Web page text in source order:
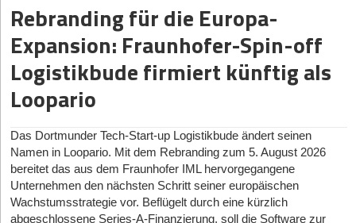
Mit trawas Werkzeugen steht die professionelle
Energiebeschaffung allen mittelständischen Unternehmen
unabhängig von ihrem Wissen über die Ernergiemärkte offen.
Mithilfe künstlicher Intelligenz werden individuelle
Energieportfolios erstellt. Die einzelnen Energiemarktprodukte
kombiniert die Lösung so, dass sie optimal auf die spezifischen
Verbrauchsmuster jedes Unternehmens abgestimmt sind. Durch
Zeitpunkten stattfindet, kann trawa erhebliche
Kosteneinsparungen für seine Kund*innen realisieren. Die
Managementsoftware von trawa ermöglicht Unternehmen
außerdem ihren Verbrauch danach zu optimieren, wann und wie
sie den Strom nutzen.
Rebranding für die Europa-
Expansion: Fraunhofer-Spin-off
Logistikbude firmiert künftig als
Loopario
Das Dortmunder Tech-Start-up Logistikbude ändert seinen
Namen in Loopario. Mit dem Rebranding zum 5. August 2026
bereitet das aus dem Fraunhofer IML hervorgegangene
Unternehmen den nächsten Schritt seiner europäischen
Wachstumsstrategie vor. Beflügelt durch eine kürzlich
abgeschlossene Series-A-Finanzierung, soll die Software zur